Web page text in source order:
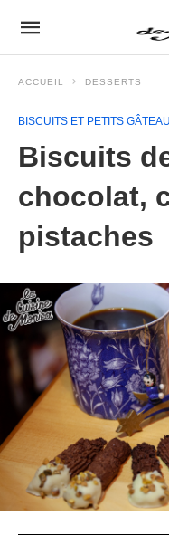
ACCUEIL DESSERTS
BISCUITS ET PETITS
Biscuits
chocolat,
pistaches